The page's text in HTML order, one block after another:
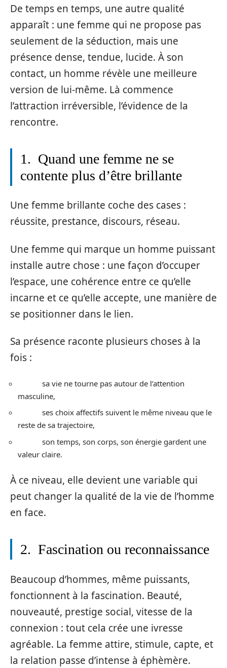
De temps en temps, une autre qualité
apparaît : une femme qui ne propose pas
seulement de la séduction, mais une
présence dense, tendue, lucide. À son
contact, un homme révèle une meilleure
version de lui-même. Là commence
l’attraction irréversible, l’évidence de la
rencontre.
1. Quand une femme ne se
contente plus d’être brillante
Une femme brillante coche des cases :
réussite, prestance, discours, réseau.
Une femme qui marque un homme puissant
installe autre chose : une façon d’occuper
l’espace, une cohérence entre ce qu’elle
incarne et ce qu’elle accepte, une manière de
se positionner dans le lien.
Sa présence raconte plusieurs choses à la
fois :
sa vie ne tourne pas autour de l’attention
masculine,
ses choix affectifs suivent le même niveau que le
reste de sa trajectoire,
son temps, son corps, son énergie gardent une
valeur claire.
À ce niveau, elle devient une variable qui
peut changer la qualité de la vie de l’homme
en face.
2. Fascination ou reconnaissance
Beaucoup d’hommes, même puissants,
fonctionnent à la fascination. Beauté,
nouveauté, prestige social, vitesse de la
connexion : tout cela crée une ivresse
agréable. La femme attire, stimule, capte, et
la relation passe d’intense à éphèmère.